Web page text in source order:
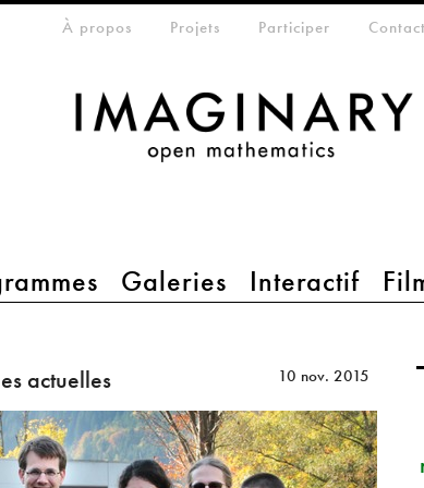
Galeries Interactif
menuÀ propos Projets Participer Contact
actuelles 10 nov. 2015